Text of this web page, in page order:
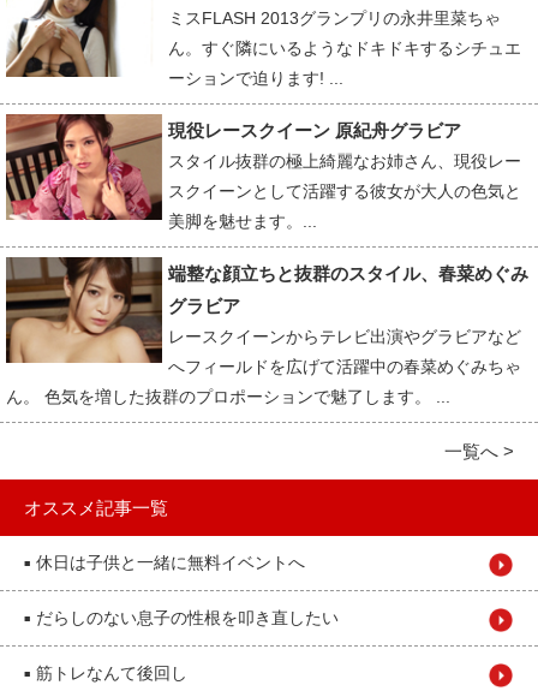
ミスFLASH 2013グランプリの永井里菜ちゃ
ん。すぐ隣にいるようなドキドキするシチュエ
ーションで迫ります! ...
現役レースクイーン 原紀舟グラビア
スタイル抜群の極上綺麗なお姉さん、現役レー
スクイーンとして活躍する彼女が大人の色気と
美脚を魅せます。...
端整な顔立ちと抜群のスタイル、春菜めぐみ
グラビア
レースクイーンからテレビ出演やグラビアなど
へフィールドを広げて活躍中の春菜めぐみちゃ
ん。 色気を増した抜群のプロポーションで魅了します。 ...
一覧へ >
オススメ記事一覧
■ 休日は子供と一緒に無料イベントへ
■ だらしのない息子の性根を叩き直したい
■ 筋トレなんて後回し